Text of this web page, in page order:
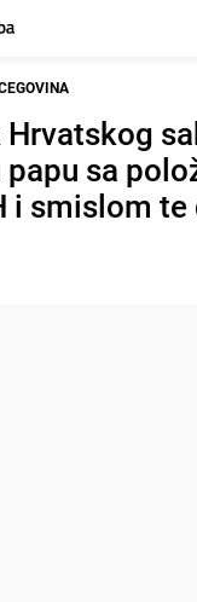
sa
i smislom te